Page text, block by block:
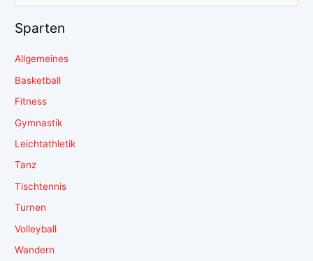
Sparten
Allgemeines
Basketball
Fitness
Gymnastik
Leichtathletik
Tanz
Tischtennis
Turnen
Volleyball
Wandern